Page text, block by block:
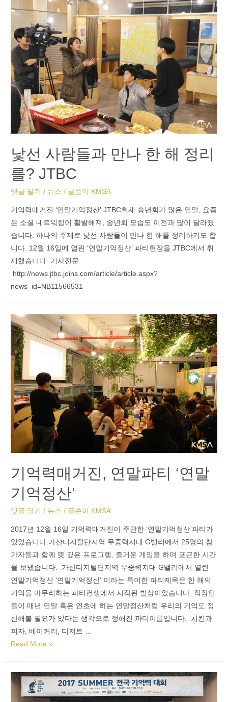
낯선 사람들과 만나 한 해 정리
를? JTBC
댓글 달기 / 뉴스 / 글쓴이 KMSA
기억력매거진 ‘연말기억정산’ JTBC취재 송년회가 많은 연말, 요즘
은 소셜 네트워킹이 활발해져, 송년회 모습도 이전과 많이 달라졌
습니다. 하나의 주제로 낯선 사람들이 만나 한 해를 정리하기도 합
니다. 12월 16일에 열린 ‘연말기억정산’ 파티현장을 JTBC에서 취
재했습니다. 기사전문
http://news.jtbc.joins.com/article/article.aspx?
news_id=NB11566531
기억력매거진, 연말파티 ‘연말
기억정산’
댓글 달기 / 뉴스 / 글쓴이 KMSA
2017년 12월 16일 기억력매거진이 주관한 ‘연말기억정산’파티가
있었습니다.가산디지털단지역 무중력지대 G밸리에서 25명의 참
가자들과 함께 뜻 깊은 프로그램, 즐거운 게임을 하며 포근한 시간
을 보냈습니다. 가산디지털단지역 무중력지대 G밸리에서 열린
연말기억정산 ‘연말기억정산’ 이라는 특이한 파티제목은 한 해의
기억을 마무리하는 파티컨셉에서 시작된 발상이었습니다. 직장인
들이 매년 연말 혹은 연초에 하는 연말정산처럼 우리의 기억도 정
산해볼 필요가 있다는 생각으로 정해진 파티이름입니다. 치킨과
피자, 베이커리, 디저트 …
Read More »